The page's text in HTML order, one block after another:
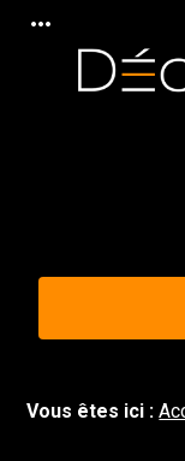
more_horiz
Vous êtes ici :